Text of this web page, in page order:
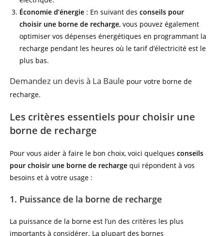
Économie d’énergie : En suivant des conseils pour
choisir une borne de recharge, vous pouvez également
optimiser vos dépenses énergétiques en programmant la
recharge pendant les heures où le tarif d’électricité est le
plus bas.
Demandez un devis à La Baule pour votre borne de
recharge.
Les critères essentiels pour choisir une
borne de recharge
Pour vous aider à faire le bon choix, voici quelques conseils
pour choisir une borne de recharge qui répondent à vos
besoins et à votre usage :
1. Puissance de la borne de recharge
La puissance de la borne est l’un des critères les plus
importants à considérer. La plupart des bornes